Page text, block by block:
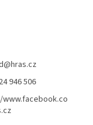
@hras.cz
946 506